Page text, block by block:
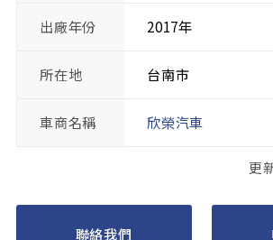
出廠年份 2017年
所在地 台南市
車商名稱 欣榮汽車
更
聯絡我們